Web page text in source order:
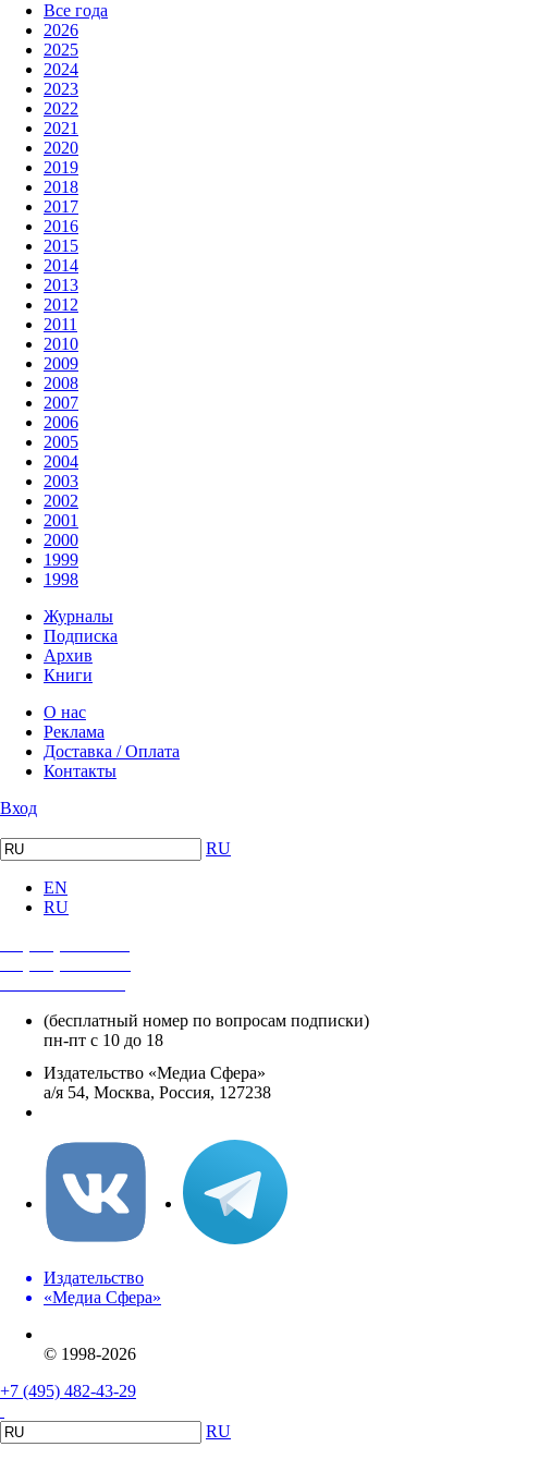
Все года
2026
2025
2024
2023
2022
2021
2020
2019
2018
2017
2016
2015
2014
2013
2012
2011
2010
2009
2008
2007
2006
2005
2004
2003
2002
2001
2000
1999
1998
Журналы
Подписка
Архив
Книги
О нас
Реклама
Доставка / Оплата
Контакты
Вход
RU
EN
RU
(бесплатный номер по вопросам подписки)
пн-пт с 10 до 18
Издательство «Медиа Сфера»
а/я 54, Москва, Россия, 127238
Издательство
«Медиа Сфера»
© 1998-2026
+7 (495) 482-43-29
RU